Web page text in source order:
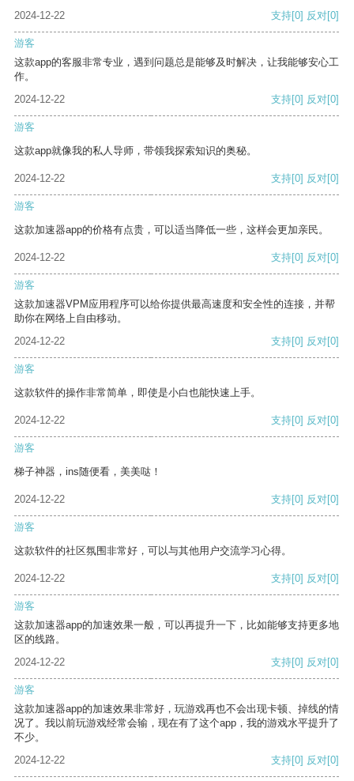
2024-12-22
支持[0] 反对[0]
游客
这款app的客服非常专业，遇到问题总是能够及时解决，让我能够安心工
作。
2024-12-22
支持[0] 反对[0]
游客
这款app就像我的私人导师，带领我探索知识的奥秘。
2024-12-22 支持[0] 反对[0]
游客
这款加速器app的价格有点贵，可以适当降低一些，这样会更加亲民。
2024-12-22 支持[0] 反对[0]
游客
这款加速器VPM应用程序可以给你提供最高速度和安全性的连接，并帮
助你在网络上自由移动。
2024-12-22
支持[0] 反对[0]
游客
这款软件的操作非常简单，即使是小白也能快速上手。
2024-12-22 支持[0] 反对[0]
游客
梯子神器，ins随便看，美美哒！
2024-12-22 支持[0] 反对[0]
游客
这款软件的社区氛围非常好，可以与其他用户交流学习心得。
2024-12-22 支持[0] 反对[0]
游客
这款加速器app的加速效果一般，可以再提升一下，比如能够支持更多地
区的线路。
2024-12-22
支持[0] 反对[0]
游客
这款加速器app的加速效果非常好，玩游戏再也不会出现卡顿、掉线的情
况了。我以前玩游戏经常会输，现在有了这个app，我的游戏水平提升了
不少。
2024-12-22
支持[0] 反对[0]